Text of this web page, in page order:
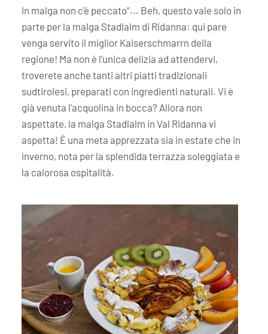
In malga non c'è peccato“... Beh, questo vale solo in
parte per la malga Stadlalm di Ridanna: qui pare
venga servito il miglior Kaiserschmarrn della
regione! Ma non è l'unica delizia ad attendervi,
troverete anche tanti altri piatti tradizionali
sudtirolesi, preparati con ingredienti naturali. Vi è
già venuta l'acquolina in bocca? Allora non
aspettate, la malga Stadlalm in Val Ridanna vi
aspetta! È una meta apprezzata sia in estate che in
inverno, nota per la splendida terrazza soleggiata e
la calorosa ospitalità.
Orari di apertura della malga Stadlalm e altre
informazioni
Malga Stadlalm: Come arrivare e parcheggi
In conclusione